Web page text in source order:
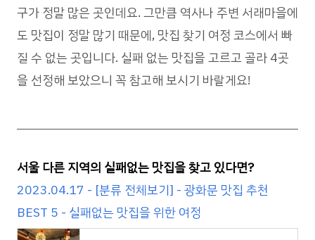
구가 정말 많은 곳인데요. 그만큼 역사나 주변 서래마을에
도 맛집이 정말 많기 때문에, 맛집 찾기 여정 코스에서 빠
질 수 없는 곳입니다. 실패 없는 맛집을 고르고 골라 4곳
을 선정해 보았으니 꼭 참고해 보시기 바랄게요!
서울 다른 지역의 실패없는 맛집을 찾고 있다면?
2023.04.17 - [분류 전체보기] - 광화문 맛집 추천
BEST 5 - 실패없는 맛집을 위한 여정